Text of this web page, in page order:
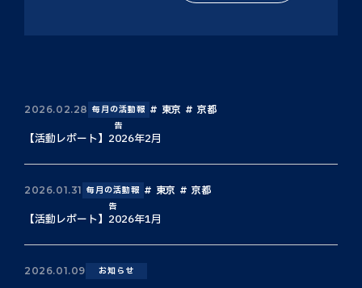
2026.02.28 毎月の活動報
告
東京 京都
【活動レポート】2026年2月
2026.01.31 毎月の活動報
告
東京 京都
【活動レポート】2026年1月
2026.01.09 お知らせ